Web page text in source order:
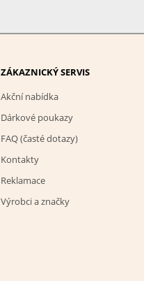
ZÁKAZNICKÝ SERVIS
Akční nabídka
Dárkové poukazy
FAQ (časté dotazy)
Kontakty
Reklamace
Výrobci a značky